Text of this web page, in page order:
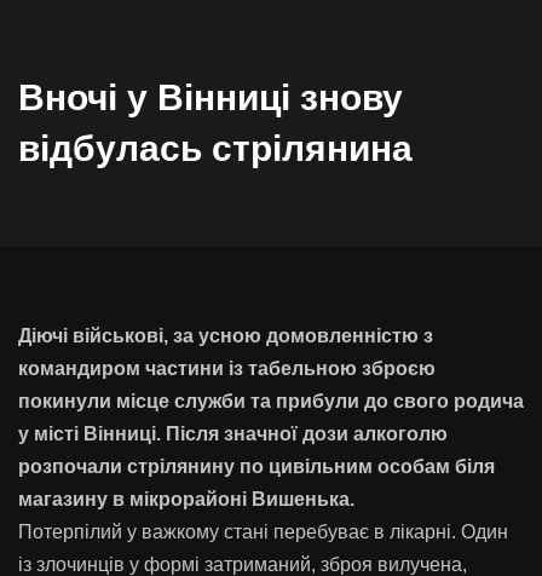
Вночі у Вінниці знову
відбулась стрілянина
Діючі військові, за усною домовленністю з
командиром частини із табельною зброєю
покинули місце служби та прибули до свого родича
у місті Вінниці. Після значної дози алкоголю
розпочали стрілянину по цивільним особам біля
магазину в мікрорайоні Вишенька.
Потерпілий у важкому стані перебуває в лікарні. Один
із злочинців у формі затриманий, зброя вилучена,